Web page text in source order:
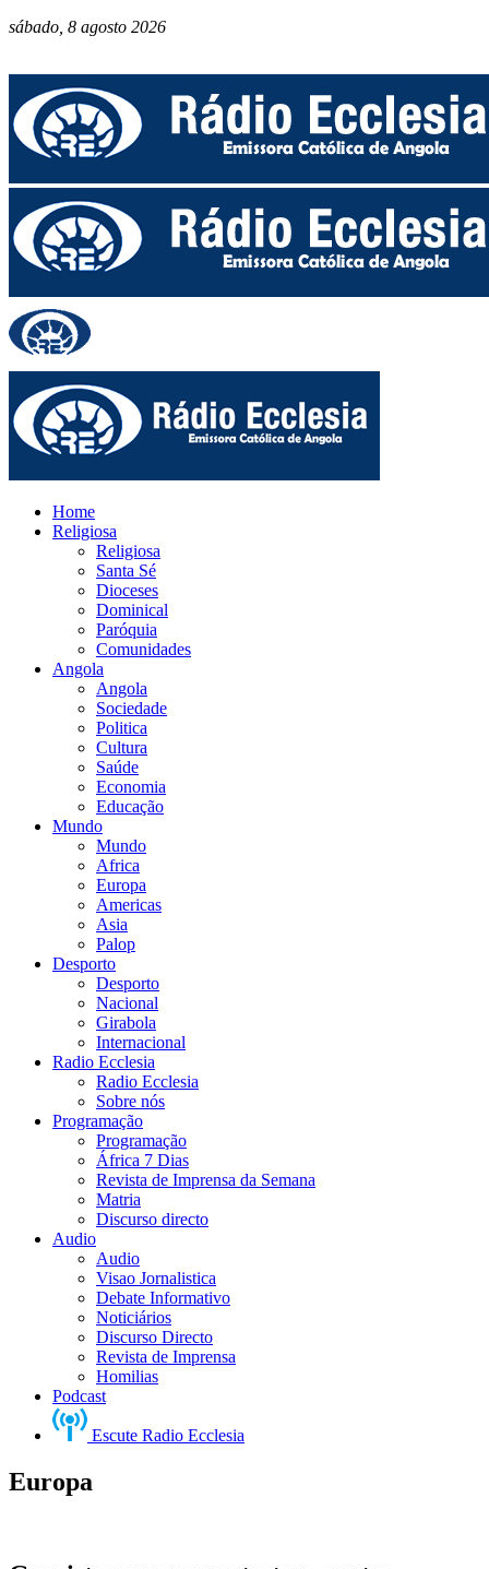
sábado, 8 agosto 2026
Home
Religiosa
Religiosa
Santa Sé
Dioceses
Dominical
Paróquia
Comunidades
Angola
Angola
Sociedade
Politica
Cultura
Saúde
Economia
Educação
Mundo
Mundo
Africa
Europa
Americas
Asia
Palop
Desporto
Desporto
Nacional
Girabola
Internacional
Radio Ecclesia
Radio Ecclesia
Sobre nós
Programação
Programação
África 7 Dias
Revista de Imprensa da Semana
Matria
Discurso directo
Audio
Audio
Visao Jornalistica
Debate Informativo
Noticiários
Discurso Directo
Revista de Imprensa
Homilias
Podcast
Escute Radio Ecclesia
Europa